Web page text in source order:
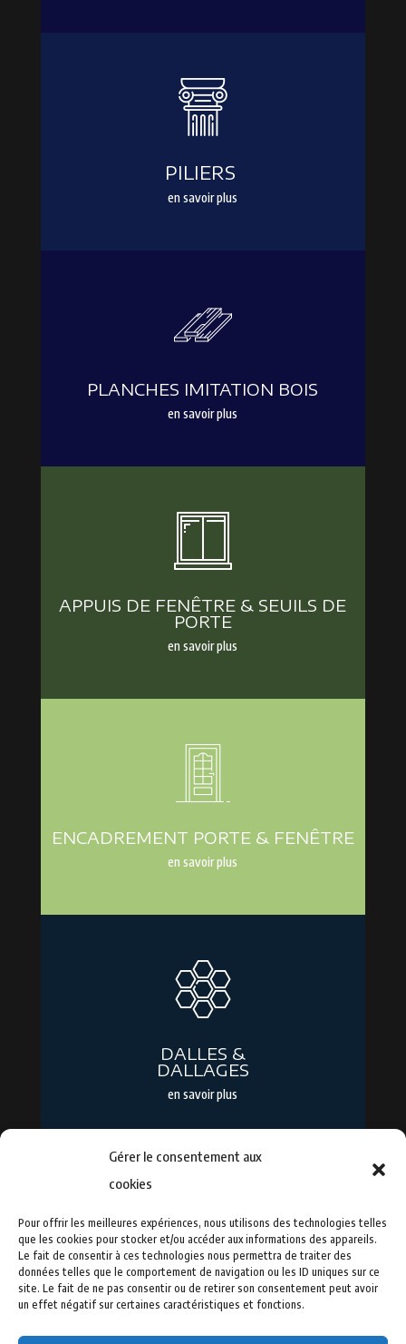
Gérer le consentement aux
cookies
Pour offrir les meilleures expériences, nous utilisons des technologies telles
que les cookies pour stocker et/ou accéder aux informations des appareils.
Le fait de consentir à ces technologies nous permettra de traiter des
données telles que le comportement de navigation ou les ID uniques sur ce
site. Le fait de ne pas consentir ou de retirer son consentement peut avoir
un effet négatif sur certaines caractéristiques et fonctions.
PILIERS
en savoir plus
PLANCHES IMITATION BOIS
en savoir plus
APPUIS DE FENÊTRE & SEUILS DE
PORTE
en savoir plus
ENCADREMENT PORTE & FENÊTRE
en savoir plus
DALLES &
DALLAGES
en savoir plus
Route du Mont Bouquet
30580 Seynes - FRANCE
04 66 83 10 54-06 51 91 45 51